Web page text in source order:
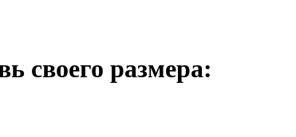
своего размера: